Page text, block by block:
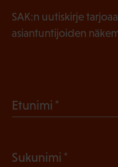
SAK:n uutiskirje
asiantuntijoiden
Etunimi
Sukunimi